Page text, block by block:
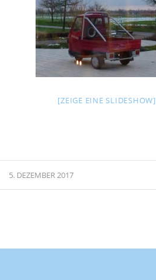
[ZEIGE EINE SLIDESHOW]
5. DEZEMBER 2017